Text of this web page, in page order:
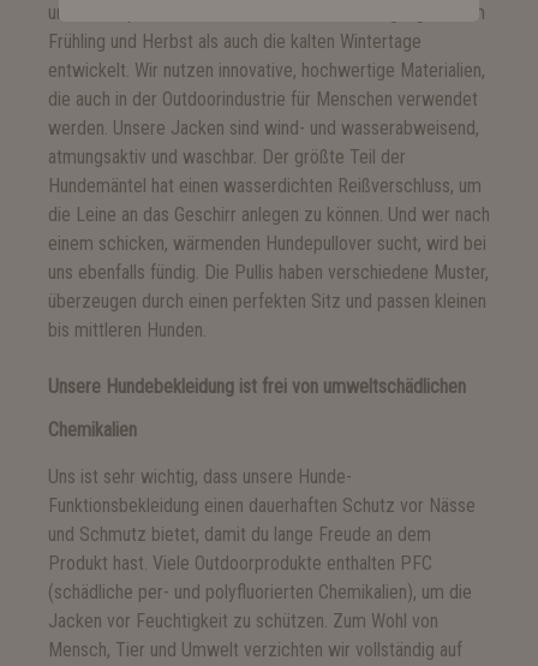
und Hundepullovern sowohl für die kühle Übergangszeit im
Frühling und Herbst als auch die kalten Wintertage
entwickelt. Wir nutzen innovative, hochwertige Materialien,
die auch in der Outdoorindustrie für Menschen verwendet
werden. Unsere Jacken sind wind- und wasserabweisend,
atmungsaktiv und waschbar. Der größte Teil der
Hundemäntel hat einen wasserdichten Reißverschluss, um
die Leine an das Geschirr anlegen zu können. Und wer nach
einem schicken, wärmenden Hundepullover sucht, wird bei
uns ebenfalls fündig. Die Pullis haben verschiedene Muster,
überzeugen durch einen perfekten Sitz und passen kleinen
bis mittleren Hunden.
Unsere Hundebekleidung ist frei von umweltschädlichen
Chemikalien
Uns ist sehr wichtig, dass unsere Hunde-
Funktionsbekleidung einen dauerhaften Schutz vor Nässe
und Schmutz bietet, damit du lange Freude an dem
Produkt hast. Viele Outdoorprodukte enthalten PFC
(schädliche per- und polyfluorierten Chemikalien), um die
Jacken vor Feuchtigkeit zu schützen. Zum Wohl von
Mensch, Tier und Umwelt verzichten wir vollständig auf